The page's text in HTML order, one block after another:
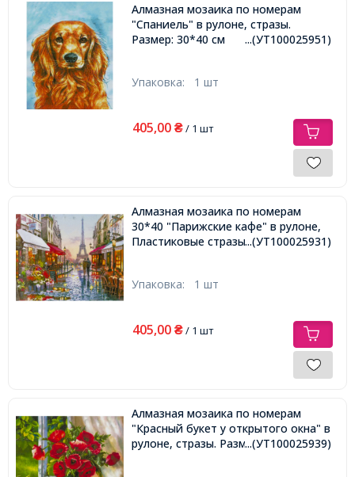
Алмазная мозаика по номерам
"Спаниель" в рулоне, стразы.
Размер: 30*40 см
...(УТ100025951)
Упаковка: 1 шт
405,00 ₴/ 1 шт
Алмазная мозаика по номерам
30*40 "Парижские кафе" в рулоне,
Пластиковые стразы...(УТ100025931)
Упаковка: 1 шт
405,00 ₴/ 1 шт
Алмазная мозаика по номерам
"Красный букет у открытого окна" в
рулоне, стразы. Размер: 30*40 см
...(УТ100025939)